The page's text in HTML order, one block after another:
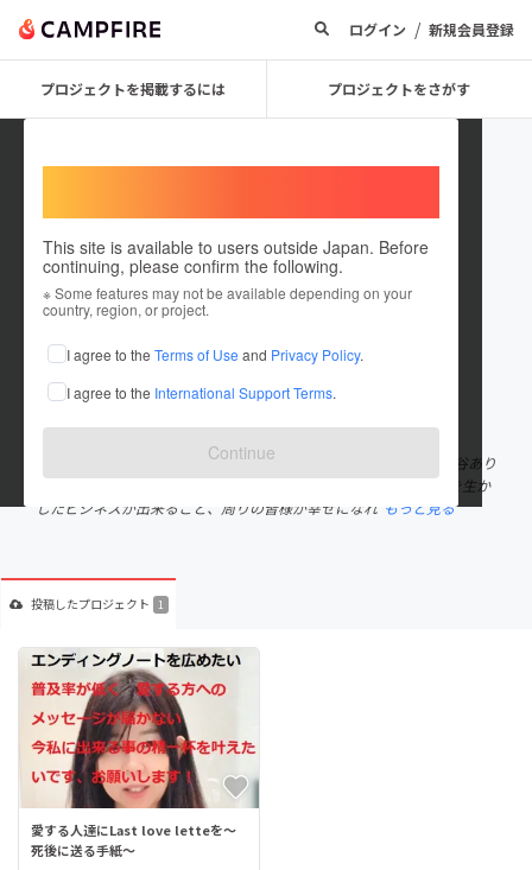
ログイン / 新規会員登録
プロジェクトを掲載するには プロジェクトをさがす
This site is available to users outside Japan. Before
continuing, please confirm the following.
※ Some features may not be available depending on your
country, region, or project.
I agree to the Terms of Use and Privacy Policy.
I agree to the International Support Terms.
Continue
hono555
これまでに1件のプロジェクトを投稿しています
在住国：日本 現在地：愛知県
出身国：日本 出身地：愛知県
一人で子育てをして11年目の母子家庭ママです。 子育ては山あり谷あり
でしたが、ようやくトンネルが抜けられそうです。今までの経験を生か
したビジネスが出来ること、周りの皆様が幸せになれ もっと見る
投稿したプロジェクト 1
愛する人達にLast love letteを～
死後に送る手紙～